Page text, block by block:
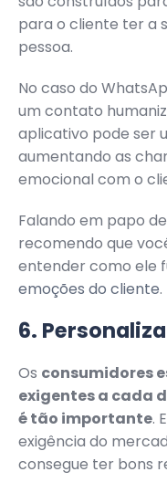
para o cliente ter a
pessoa.
No caso do
um contato
aplicativo pode ser
aumentando as
emocional com o
Falando em papo
recomendo que
entender como ele
emoções do cliente.
6.
Os consumidores
exigentes a cada
é tão importante.
exigência do
consegue ter bons